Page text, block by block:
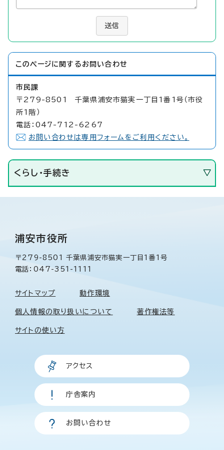
送信
このページに関する お問い合わせ
市民課
〒279-8501 千葉県浦安市猫実一丁目1番1号（市役
所1階）
電話：047-712-6267
お問い合わせは専用フォームをご利用ください。
くらし・手続き
浦安市役所
〒279-8501 千葉県浦安市猫実一丁目1番1号
電話：047-351-1111
サイトマップ 動作環境
個人情報の取り扱いについて 著作権法等
サイトの使い方
アクセス
庁舎案内
お問い合わせ